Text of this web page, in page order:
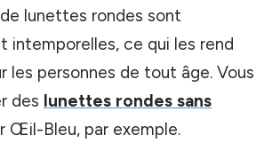
lunettes rondes sont
intemporelles, ce qui les rend
les personnes de tout âge. Vous
des lunettes rondes sans
Œil-Bleu, par exemple.